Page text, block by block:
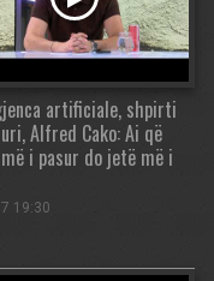
artificiale, shpirti
Alfred Cako: Ai që
i pasur do jetë më i
19:30